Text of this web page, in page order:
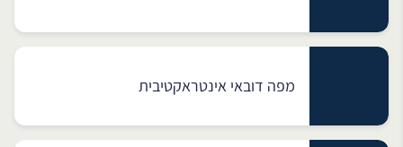
מפה דובאי אינטראקטיבית